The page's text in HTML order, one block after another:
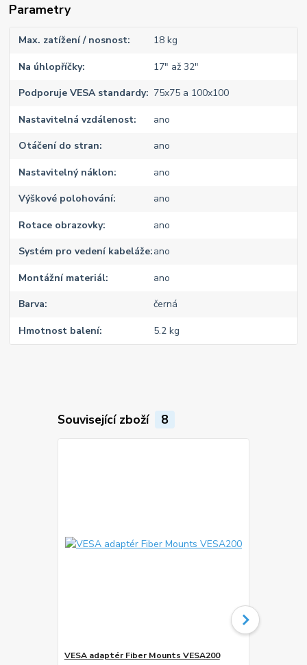
Parametry
Max. zatížení / nosnost 18 kg
Na úhlopříčky 17" až 32"
Podporuje VESA standardy 75x75 a 100x100
Nastavitelná vzdálenost ano
Otáčení do stran ano
Nastavitelný náklon ano
Výškové polohování ano
Rotace obrazovky ano
Systém pro vedení kabeláže ano
Montážní materiál ano
Barva černá
Hmotnost balení 5.2 kg
Související zboží 8
VESA adaptér Fiber Mounts VESA200